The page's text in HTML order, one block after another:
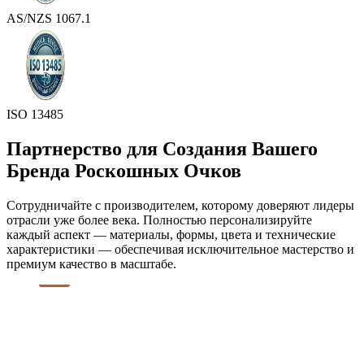
AS/NZS 1067.1
ISO 13485
Партнерство для Создания Вашего
Бренда Роскошных Очков
Сотрудничайте с производителем, которому доверяют лидеры
отрасли уже более века. Полностью персонализируйте
каждый аспект — материалы, формы, цвета и технические
характеристики — обеспечивая исключительное мастерство и
премиум качество в масштабе.